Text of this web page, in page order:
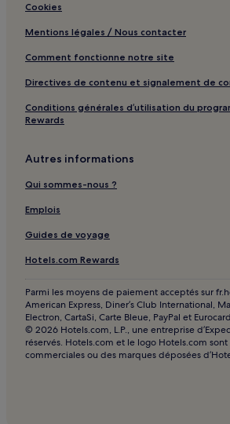
Bron : hôtels Hôtels avec parking
Bron : hôtels 3 étoiles
Vienne : hôtels Hôtels avec parking
Vienne : hôtels Hôtels familiaux
Hôpital privé Jean Mermoz : hôtels à
Arrêt de tram Manufacture - Montluc :
Arrêt de tram ENS Lyon : hôtels à
Salle de concert LDLC Arena : hôtels à
Les Cordeliers : hôtels Hôtels d’affaires
États-Unis - Le Bocage : hôtels
Saint-Georges : hôtels
Cookies
Mentions légales / Nous contacter
Comment fonctionne notre site
Directives de contenu et signalement de
Conditions générales d’utilisation du
Rewards
Autres informations
Qui sommes-nous ?
Emplois
Guides de voyage
Hotels.com Rewards
Parmi les moyens de paiement acceptés sur
American Express, Diner’s Club International,
Electron, CartaSi, Carte Bleue, PayPal et
© 2026 Hotels.com, L.P., une entreprise
réservés. Hotels.com et le logo Hotels.com
commerciales ou des marques déposées